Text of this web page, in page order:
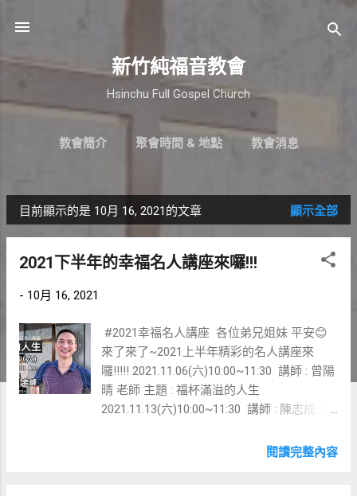
新竹純福音教會
Hsinchu Full Gospel Church
教會簡介 聚會時間 & 地點 教會消息
小組介紹
發
文
章
目前顯示的是 10月 16, 2021的文章 顯示全部
2021下半年的幸福名人講座來囉!!!
- 10月 16, 2021
#2021幸福名人講座 各位弟兄姐妹 平安😊
來了來了~2021上半年精彩的名人講座來
囉!!!!! 2021.11.06(六)10:00~11:30 講師 : 曾陽
晴 老師 主題 : 福杯滿溢的人生
2021.11.13(六)10:00~11:30 講師 : 陳志成 院
2021.11.20(六)10:00~11:30 講師 : 李伯利 牧
閱讀完整內容